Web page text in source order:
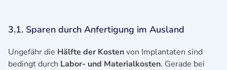
3.1. Sparen durch Anfertigung im Ausland
Ungefähr die Hälfte der Kostenvon Implantaten sind
bedingt durch Labor- und Materialkosten. Gerade bei